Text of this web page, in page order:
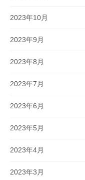
2023年10月
2023年9月
2023年8月
2023年7月
2023年6月
2023年5月
2023年4月
2023年3月